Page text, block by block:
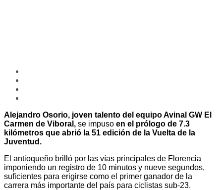
Alejandro Osorio, joven talento del equipo Avinal GW El
Carmen de Viboral, se impuso en el prólogo de 7.3
kilómetros que abrió la 51 edición de la Vuelta de la
Juventud.
El antioqueño brilló por las vías principales de Florencia
imponiendo un registro de 10 minutos y nueve segundos,
suficientes para erigirse como el primer ganador de la
carrera más importante del país para ciclistas sub-23.